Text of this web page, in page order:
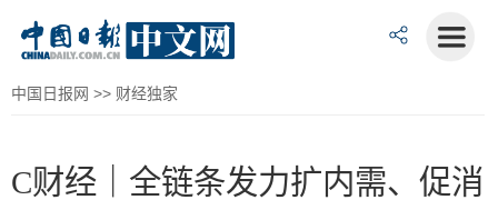
中国日报网 >> 财经独家
C财经｜全链条发力扩内需、促消